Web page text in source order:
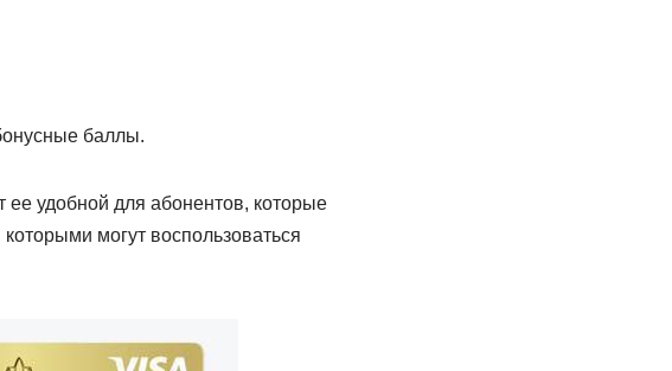
баллы.
удобной для абонентов, которые
могут воспользоваться